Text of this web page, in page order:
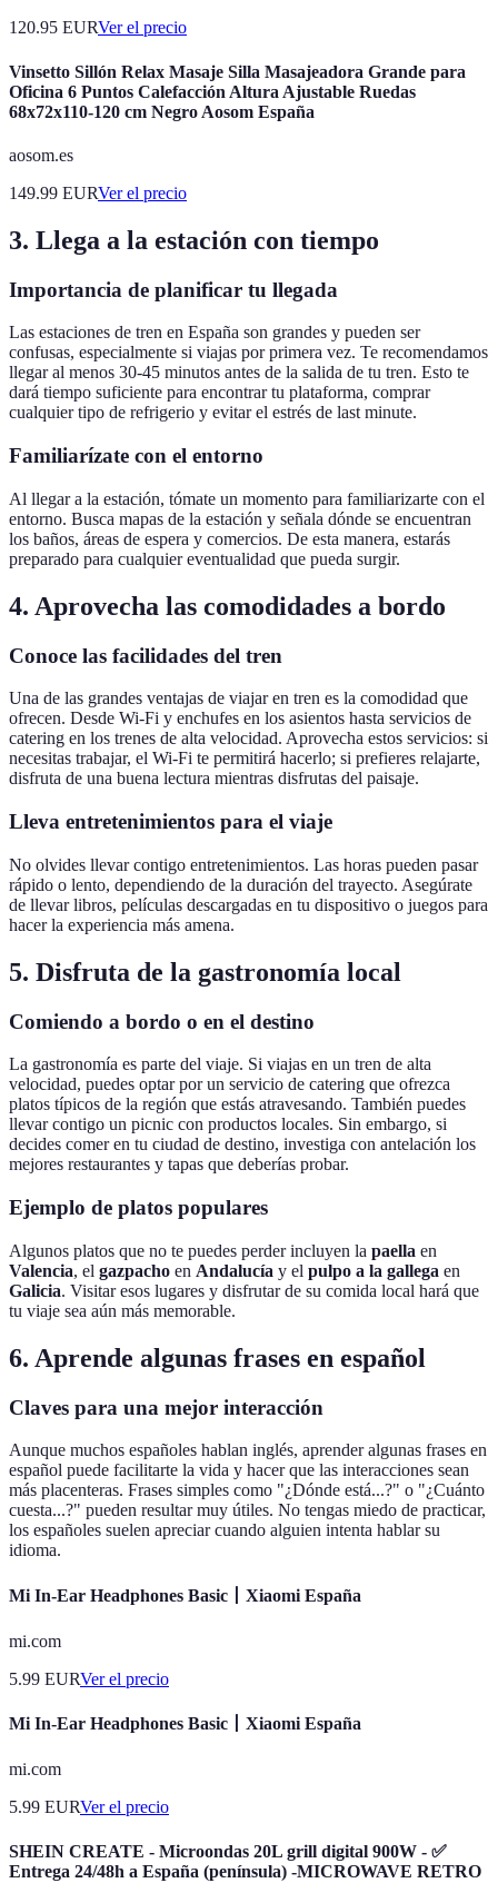
120.95 EURVer el precio
Vinsetto Sillón Relax Masaje Silla Masajeadora Grande para
Oficina 6 Puntos Calefacción Altura Ajustable Ruedas
68x72x110-120 cm Negro Aosom España
aosom.es
149.99 EURVer el precio
3. Llega a la estación con tiempo
Importancia de planificar tu llegada
Las estaciones de tren en España son grandes y pueden ser
confusas, especialmente si viajas por primera vez. Te recomendamos
llegar al menos 30-45 minutos antes de la salida de tu tren. Esto te
dará tiempo suficiente para encontrar tu plataforma, comprar
cualquier tipo de refrigerio y evitar el estrés de last minute.
Familiarízate con el entorno
Al llegar a la estación, tómate un momento para familiarizarte con el
entorno. Busca mapas de la estación y señala dónde se encuentran
los baños, áreas de espera y comercios. De esta manera, estarás
preparado para cualquier eventualidad que pueda surgir.
4. Aprovecha las comodidades a bordo
Conoce las facilidades del tren
Una de las grandes ventajas de viajar en tren es la comodidad que
ofrecen. Desde Wi-Fi y enchufes en los asientos hasta servicios de
catering en los trenes de alta velocidad. Aprovecha estos servicios: si
necesitas trabajar, el Wi-Fi te permitirá hacerlo; si prefieres relajarte,
disfruta de una buena lectura mientras disfrutas del paisaje.
Lleva entretenimientos para el viaje
No olvides llevar contigo entretenimientos. Las horas pueden pasar
rápido o lento, dependiendo de la duración del trayecto. Asegúrate
de llevar libros, películas descargadas en tu dispositivo o juegos para
hacer la experiencia más amena.
5. Disfruta de la gastronomía local
Comiendo a bordo o en el destino
La gastronomía es parte del viaje. Si viajas en un tren de alta
velocidad, puedes optar por un servicio de catering que ofrezca
platos típicos de la región que estás atravesando. También puedes
llevar contigo un picnic con productos locales. Sin embargo, si
decides comer en tu ciudad de destino, investiga con antelación los
mejores restaurantes y tapas que deberías probar.
Ejemplo de platos populares
Algunos platos que no te puedes perder incluyen la paella en
Valencia, el gazpacho en Andalucía y el pulpo a la gallega en
Galicia. Visitar esos lugares y disfrutar de su comida local hará que
tu viaje sea aún más memorable.
6. Aprende algunas frases en español
Claves para una mejor interacción
Aunque muchos españoles hablan inglés, aprender algunas frases en
español puede facilitarte la vida y hacer que las interacciones sean
más placenteras. Frases simples como "¿Dónde está...?" o "¿Cuánto
cuesta...?" pueden resultar muy útiles. No tengas miedo de practicar,
los españoles suelen apreciar cuando alguien intenta hablar su
idioma.
Mi In-Ear Headphones Basic丨Xiaomi España
mi.com
5.99 EURVer el precio
Mi In-Ear Headphones Basic丨Xiaomi España
mi.com
5.99 EURVer el precio
SHEIN CREATE - Microondas 20L grill digital 900W - ✅
Entrega 24/48h a España (península) -MICROWAVE RETRO